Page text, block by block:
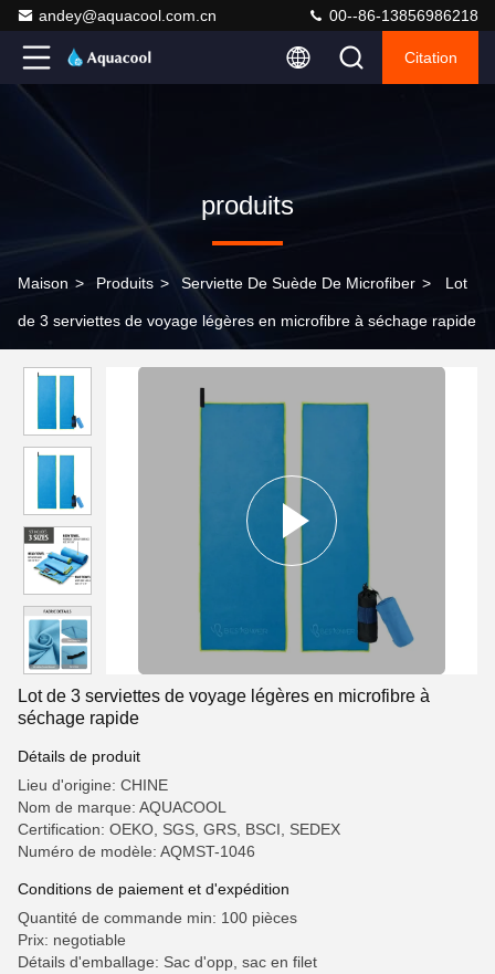
andey@aquacool.com.cn 00--86-13856986218
Citation
produits
Maison > Produits > Serviette De Suède De Microfiber > Lot
de 3 serviettes de voyage légères en microfibre à séchage rapide
Lot de 3 serviettes de voyage légères en microfibre à
séchage rapide
Détails de produit
Lieu d'origine: CHINE
Nom de marque: AQUACOOL
Certification: OEKO, SGS, GRS, BSCI, SEDEX
Numéro de modèle: AQMST-1046
Conditions de paiement et d'expédition
Quantité de commande min: 100 pièces
Prix: negotiable
Détails d'emballage: Sac d'opp, sac en filet